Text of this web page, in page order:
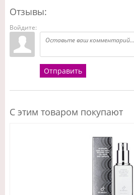
Отзывы:
Войдите:
Отправить
С этим товаром покупают